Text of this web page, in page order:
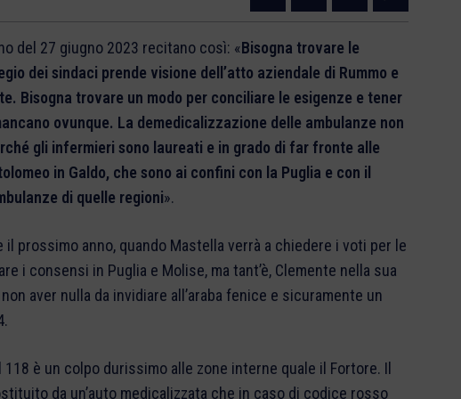
del 27 giugno 2023 recitano così: «Bisogna trovare le
dei sindaci prende visione dell’atto aziendale di Rummo e
Bisogna trovare un modo per conciliare le esigenze e tener
ovunque. La demedicalizzazione delle ambulanze non
gli infermieri sono laureati e in grado di far fronte alle
in Galdo, che sono ai confini con la Puglia e con il
di quelle regioni».
prossimo anno, quando Mastella verrà a chiedere i voti per le
i consensi in Puglia e Molise, ma tant’è, Clemente nella sua
aver nulla da invidiare all’araba fenice e sicuramente un
118 è un colpo durissimo alle zone interne quale il Fortore. Il
da un’auto medicalizzata che in caso di codice rosso